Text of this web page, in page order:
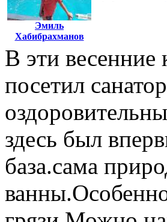
Эмиль
Хабибрахманов
В эти весенние
посетил
здесь был
база.сама